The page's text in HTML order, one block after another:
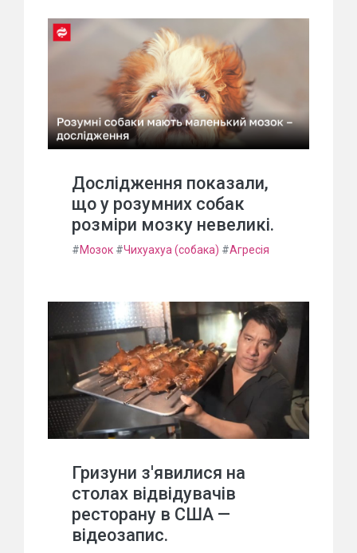
Дослідження показали,
що у розумних собак
розміри мозку невеликі.
#Мозок #Чихуахуа (собака) #Агресія
Гризуни з'явилися на
столах відвідувачів
ресторану в США —
відеозапис.